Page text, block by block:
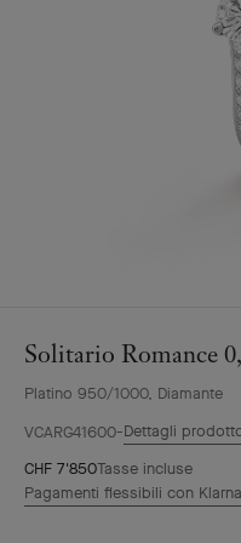
Solitario Romance
Platino 950/1000, Diamante
VCARG41600 Dettagli
CHF 7'850Tasse incluse
Pagamenti flessibili con Klarna